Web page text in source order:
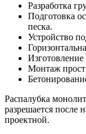
Разработка
Подготовка
песка.
Устройство
Монтаж
Распалубка
разрешается после
проектной.